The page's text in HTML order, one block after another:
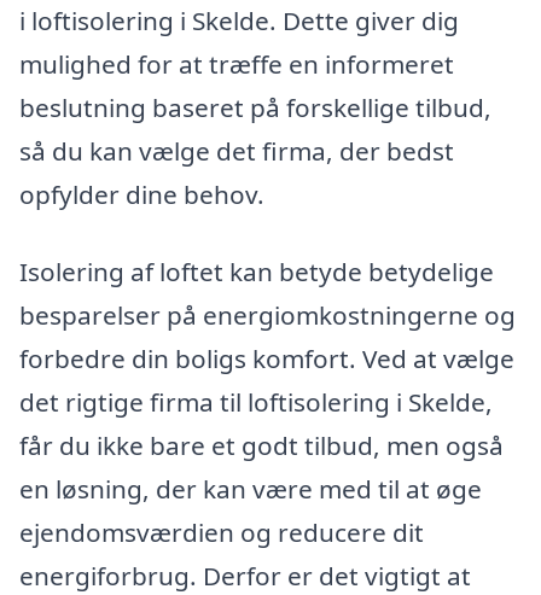
i loftisolering i Skelde. Dette giver dig
mulighed for at træffe en informeret
beslutning baseret på forskellige tilbud,
så du kan vælge det firma, der bedst
opfylder dine behov.
Isolering af loftet kan betyde betydelige
besparelser på energiomkostningerne og
forbedre din boligs komfort. Ved at vælge
det rigtige firma til loftisolering i Skelde,
får du ikke bare et godt tilbud, men også
en løsning, der kan være med til at øge
ejendomsværdien og reducere dit
energiforbrug. Derfor er det vigtigt at